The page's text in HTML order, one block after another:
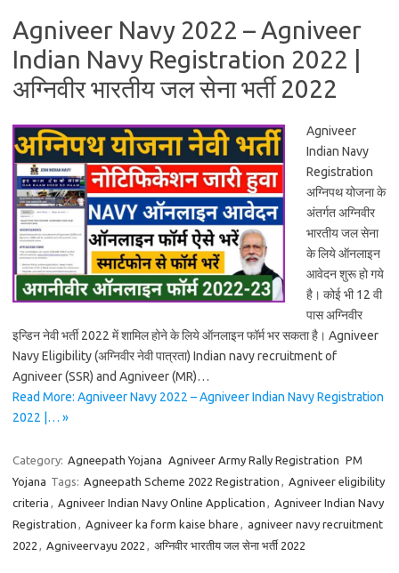
Agniveer Navy 2022 – Agniveer
Indian Navy Registration 2022 |
अग्निवीर भारतीय जल सेना भर्ती 2022
Agniveer
Indian Navy
Registration
अग्निपथ योजना के
अंतर्गत अग्निवीर
भारतीय जल सेना
के लिये ऑनलाइन
आवेदन शुरू हो गये
है। कोई भी 12 वी
पास अग्निवीर
इन्डिन नेवी भर्ती 2022 में शामिल होने के लिये ऑनलाइन फॉर्म भर सकता है। Agniveer
Navy Eligibility (अग्निवीर नेवी पात्रता) Indian navy recruitment of
Agniveer (SSR) and Agniveer (MR)…
Read More: Agniveer Navy 2022 – Agniveer Indian Navy Registration
2022 |… »
Category: Agneepath Yojana Agniveer Army Rally Registration PM
Yojana Tags: Agneepath Scheme 2022 Registration , Agniveer eligibility
criteria , Agniveer Indian Navy Online Application , Agniveer Indian Navy
Registration , Agniveer ka form kaise bhare , agniveer navy recruitment
2022 , Agniveervayu 2022 , अग्निवीर भारतीय जल सेना भर्ती 2022